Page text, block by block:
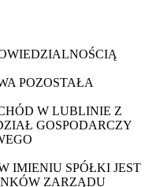
POZOSTAŁA
W LUBLINIE Z
GOSPODARCZY
IMIENIU SPÓŁKI JEST
ZARZĄDU